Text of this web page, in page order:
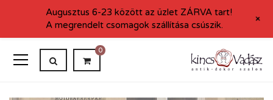
0
Augusztus 6-23 között az üzlet ZÁRVA tart!
A megrendelt csomagok szállítása csúszik.
+